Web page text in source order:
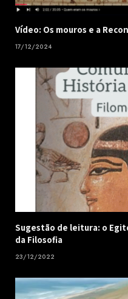
Vídeo: Os mouros e a
17/12/2024
Sugestão de leitura: o
da Filosofia
23/12/2022